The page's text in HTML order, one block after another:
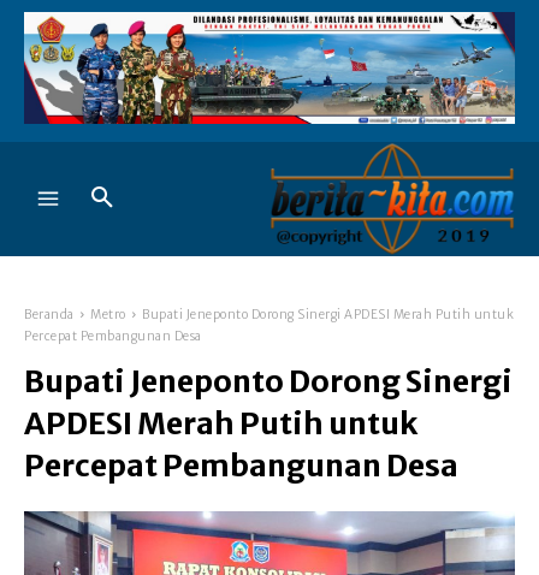
Beranda Metro
Bupati Jeneponto Dorong Sinergi APDESI Merah Putih untuk
Percepat Pembangunan Desa
Bupati Jeneponto Dorong Sinergi
APDESI Merah Putih untuk
Percepat Pembangunan Desa